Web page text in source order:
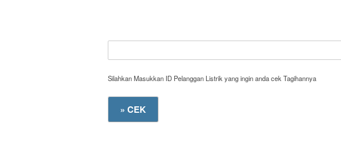
Silahkan Masukkan ID Pelanggan Listrik yang ingin anda cek Tagihannya